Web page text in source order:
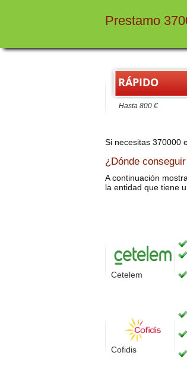
Prestamo
RÁPIDO
Hasta 800 €
Si necesitas 370000
¿Dónde
A continuación
la entidad que tiene
Cetelem
Cofidis